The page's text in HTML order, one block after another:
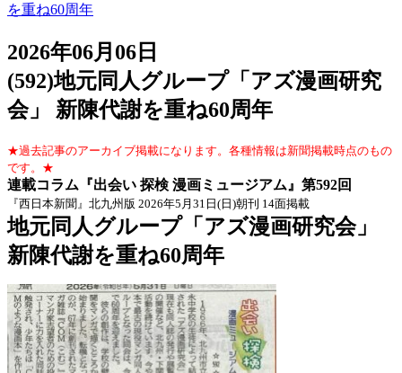
を重ね60周年
2026年06月06日
(592)地元同人グループ「アズ漫画研究
会」 新陳代謝を重ね60周年
★過去記事のアーカイブ掲載になります。各種情報は新聞掲載時点のもの
です。★
連載コラム『出会い 探検 漫画ミュージアム』第592回
『西日本新聞』北九州版 2026年5月31日(日)朝刊 14面掲載
地元同人グループ「アズ漫画研究会」
新陳代謝を重ね60周年